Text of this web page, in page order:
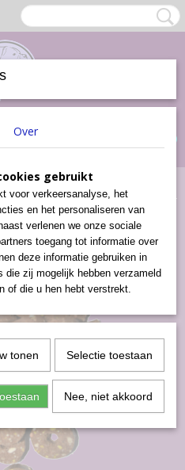
(0)
Lam (500 gram)
Over
gebruikt
voor verkeersanalyse, het
en het personaliseren van
verlenen we onze sociale
toegang tot informatie over
deze informatie gebruiken in
die zij mogelijk hebben verzameld
of die u hen hebt verstrekt.
tonen Selectie toestaan
Nee, niet akkoord